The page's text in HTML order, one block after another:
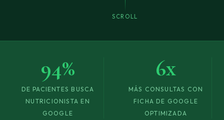
SCROLL
94%
DE PACIENTES BUSCA
NUTRICIONISTA EN
GOOGLE
6x
MÁS CONSULTAS CON
FICHA DE GOOGLE
OPTIMIZADA